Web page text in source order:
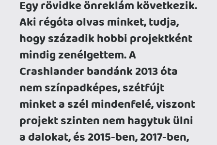
A friss kislemez a Last One Out Turns Off
The Light címmel jött ki, amelyben
mindenféle hangulatot, tempót, stílust
próbálunk bekeverni egy alapvetően
punkos/post-hardcore stílushoz.
A lemez Gamer365 szempontjából talán
legfontosabb pontja, hogy Chiptune
szintivel színesítjük a dolgokat itt-ott -
Oláh Dávid (Zyrit) és saját szakállunkra.
Sőt, egy inverz akció is befigyelt
chiptune téren, ugyanis a Super Hexagon